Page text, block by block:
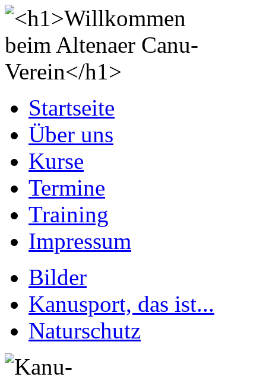
Startseite
Über uns
Kurse
Termine
Training
Impressum
Bilder
Kanusport, das ist...
Naturschutz